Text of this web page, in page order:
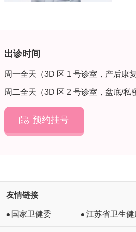
出诊时间
周一全天（3D 区 1 号诊室，产后康复
周二全天（3D 区 2 号诊室，盆底/私
 预约挂号
友情链接
国家卫健委 江苏省卫生健